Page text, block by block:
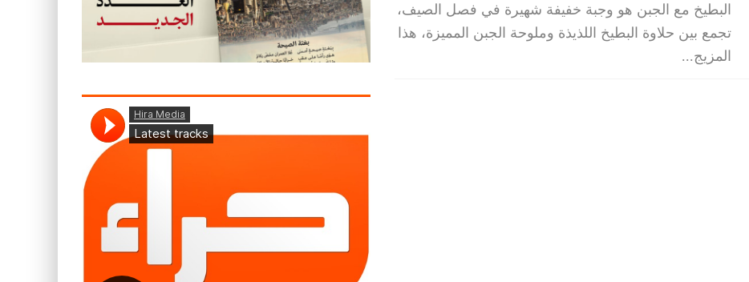
البطيخ مع الجبن هو وجبة خفيفة شهيرة في فصل الصيف،
تجمع بين حلاوة البطيخ اللذيذة وملوحة الجبن المميزة، هذا
المزيج...